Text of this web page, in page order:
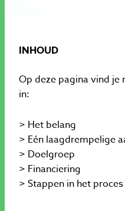
INHOUD
Op deze pagina vind
in:
> Het belang
> Eén laagdrempelige
> Doelgroep
> Financiering
> Stappen in het proces